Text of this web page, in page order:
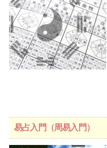
易占入門（周易入門）